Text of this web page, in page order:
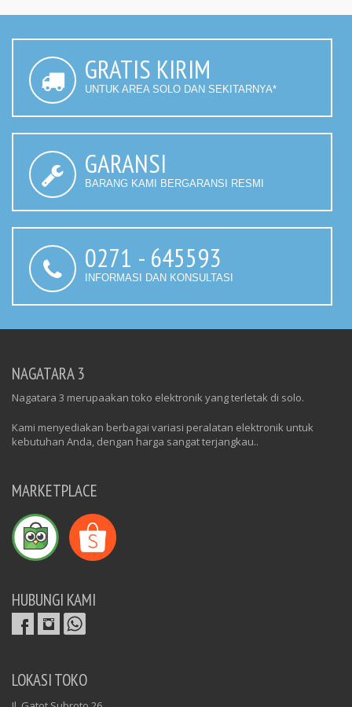
GRATIS KIRIM
UNTUK AREA SOLO DAN SEKITARNYA*
GARANSI
BARANG KAMI BERGARANSI RESMI
0271 - 645593
INFORMASI DAN KONSULTASI
NAGATARA 3
Nagatara 3 merupaakan toko elektronik yang terletak di solo.
Kami menyediakan berbagai variasi peralatan elektronik untuk
kebutuhan Anda, dengan harga sangat terjangkau..
MARKETPLACE
HUBUNGI KAMI
LOKASI TOKO